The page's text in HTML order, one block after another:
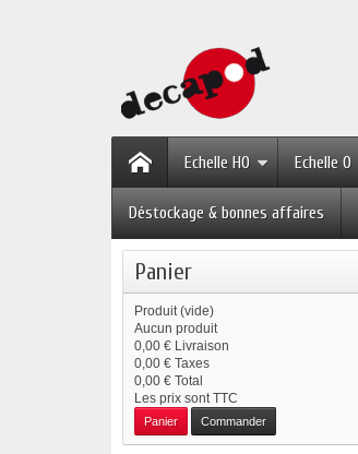
Echelle HO Echelle O
Déstockage & bonnes affaires
Panier
Produit (vide)
Aucun produit
0,00 € Livraison
0,00 € Taxes
0,00 € Total
Les prix sont TTC
Panier Commander